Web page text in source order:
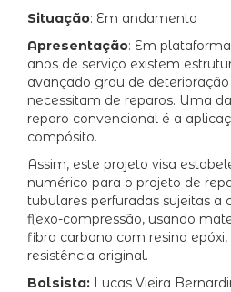
Situação: Em andamento
Apresentação: Em
anos de serviço existem
avançado grau de
necessitam de reparos. Uma
reparo convencional é a
compósito.
Assim, este projeto visa
numérico para o projeto de
tubulares perfuradas sujeitas a
flexo-compressão, usando
fibra carbono com resina
resistência original.
Bolsista: Lucas Vieira